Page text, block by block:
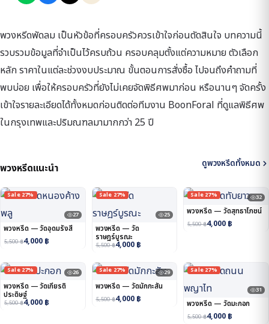
พวงหรีดพัดลม เป็นหัวข้อที่ครอบครัวควรเข้าใจก่อนตัดสินใจ บทความนี้
รวบรวมข้อมูลที่จำเป็นไว้ครบถ้วน ครอบคลุมตั้งแต่ความหมาย ตัวเลือก
หลัก ราคาในแต่ละช่วงงบประมาณ ขั้นตอนการสั่งซื้อ ไปจนถึงคำถามที่
พบบ่อย เพื่อให้ครอบครัวที่ยังไม่เคยจัดพิธีศพมาก่อน หรือนานๆ จัดครั้ง
เข้าใจรายละเอียดได้ทั้งหมดก่อนติดต่อทีมงาน BoonForal ที่ดูแลพิธีศพ
ในกรุงเทพและปริมณฑลมามากกว่า 25 ปี
พวงหรีดแนะนำ ดูพวงหรีดทั้งหมด
Sale 27%
27
พวงหรีด — วัดอุดมรังสี
5,500฿4,000 ฿
Sale 27%
25
พวงหรีด — วัด
ราษฎร์บูรณะ
5,500฿4,000 ฿
Sale 27% 32
พวงหรีด — วัดสุทธาโภชน์
5,500฿4,000 ฿
Sale 27% 26
พวงหรีด — วัดเกียรติ
ประดิษฐ์
5,500฿4,000 ฿
Sale 27% 29
พวงหรีด — วัดมักกะสัน
5,500฿4,000 ฿
Sale 27%
31
พวงหรีด — วัดมะกอก
5,500฿4,000 ฿